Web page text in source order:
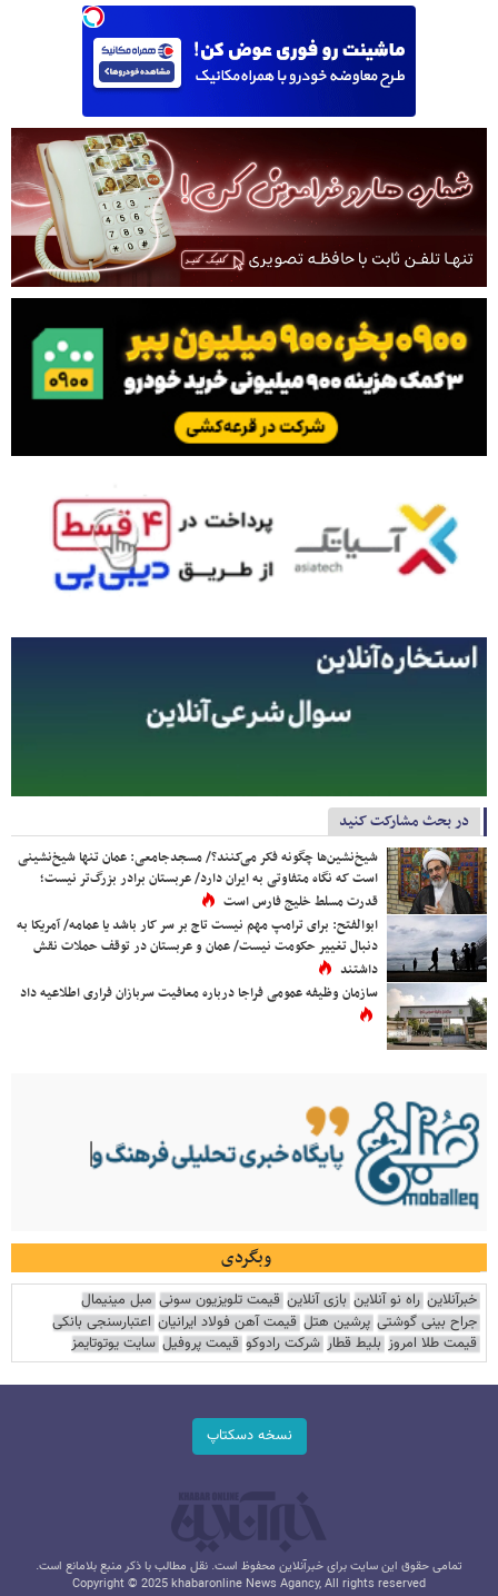
در بحث مشارکت کنید
شیخ‌نشین‌ها چگونه فکر می‌کنند؟/ مسجدجامعی: عمان تنها شیخ‌نشینی
است که نگاه متفاوتی به ایران دارد/ عربستان برادر بزرگ‌تر نیست؛
قدرت مسلط خلیج فارس است
ابوالفتح: برای ترامپ مهم نیست تاج بر سر کار باشد یا عمامه/ آمریکا به
دنبال تغییر حکومت نیست/ عمان و عربستان در توقف حملات نقش
داشتند
سازمان وظیفه عمومی فراجا درباره معافیت سربازان فراری اطلاعیه داد
وبگردی
خبرآنلاین راه نو آنلاین بازی آنلاین قیمت تلویزیون سونی مبل مینیمال
جراح بینی گوشتی پرشین هتل قیمت آهن فولاد ایرانیان اعتبارسنجی بانکی
قیمت طلا امروز بلیط قطار شرکت رادوکو قیمت پروفیل سایت یوتوتایمز
نسخه دسکتاپ
تمامی حقوق این سایت برای خبرآنلاین محفوظ است. نقل مطالب با ذکر منبع بلامانع است.
Copyright © 2025 khabaronline News Agancy, All rights reserved